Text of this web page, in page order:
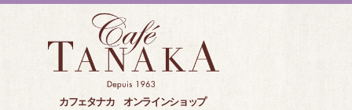
カフェタナカ オンラインショップ